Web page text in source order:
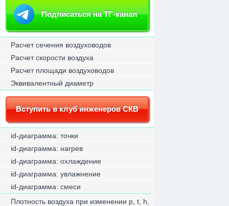
Подписаться на ТГ-канал
Расчет сечения воздуховодов
Расчет скорости воздуха
Расчет площади воздуховодов
Эквивалентный диаметр
Вступить в клуб инженеров СКВ
id-диаграмма: точки
id-диаграмма: нагрев
id-диаграмма: охлаждение
id-диаграмма: увлажнение
id-диаграмма: смеси
Плотность воздуха при изменении p, t, h,